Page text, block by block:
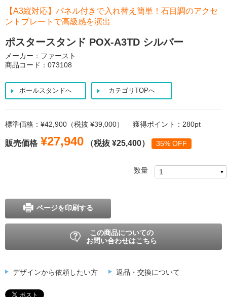
【A3縦対応】パネル付きで入れ替え簡単！石目調のアクセ
ントプレートで高級感を演出
ポスタースタンド POX-A3TD シルバー
メーカー：ファースト
商品コード：073108
ポールスタンドへ カテゴリTOPへ
標準価格：¥42,900（税抜 ¥39,000） 獲得ポイント：280pt
販売価格 ¥27,940 （税抜 ¥25,400） 35% OFF
数量
ページを印刷する
この商品についての
お問い合わせはこちら
デザインから依頼したい方 返品・交換について